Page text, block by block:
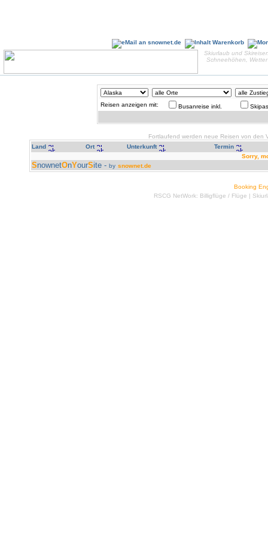
Skiurlaub und
Schneehöhen,
Reisen anzeigen mit: Busanreise inkl.
Fortlaufend werden neue Reisen von den
Land
Ort Unterkunft
Termin
Sorry,
SnownetOnYourSite - by snownet.de
Booking
RSCG NetWork: Billigflüge / Flüge |